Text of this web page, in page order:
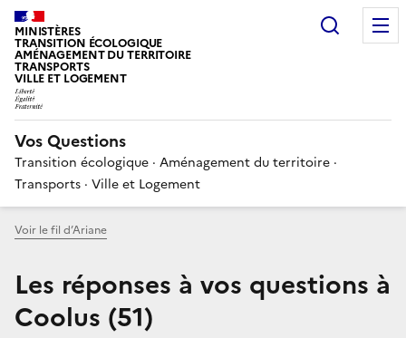
MINISTÈRES
TRANSITION ÉCOLOGIQUE
AMÉNAGEMENT DU TERRITOIRE
TRANSPORTS
VILLE ET LOGEMENT
Vos Questions
Transition écologique · Aménagement du territoire ·
Transports · Ville et Logement
Voir le fil d’Ariane
Les réponses à vos questions à
Coolus (51)